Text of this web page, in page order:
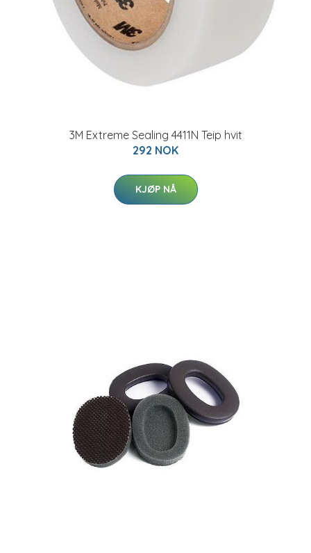
3M Extreme Sealing 4411N Teip hvit
292 NOK
KJØP NÅ